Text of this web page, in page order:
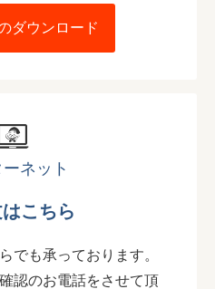
ダウンロード
ネット
こちら
でも承っております。
認のお電話をさせて頂